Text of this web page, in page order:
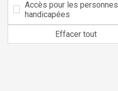
Accès pour les personnes
handicapées
Effacer tout